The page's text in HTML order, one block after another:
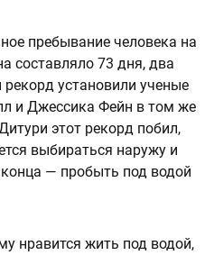
пребывание человека на
составляло 73 дня, два
установили ученые
и Джессика Фейн в том же
этот рекорд побил,
выбираться наружу и
— пробыть под водой
нравится жить под водой,